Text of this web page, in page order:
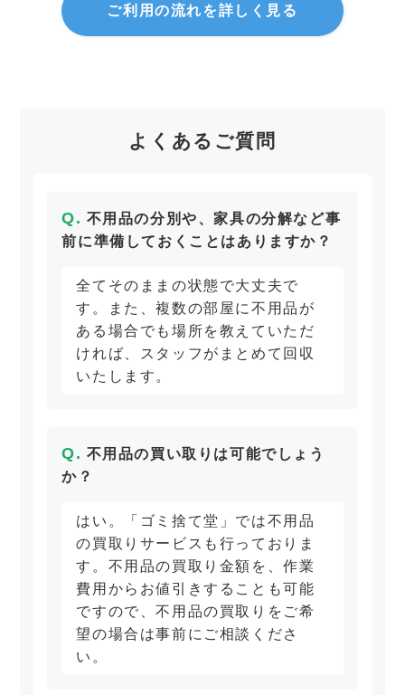
ご利用の流れを詳しく見る
よくあるご質問
不用品の分別や、家具の分解など事
前に準備しておくことはありますか？
全てそのままの状態で大丈夫で
す。また、複数の部屋に不用品が
ある場合でも場所を教えていただ
ければ、スタッフがまとめて回収
いたします。
不用品の買い取りは可能でしょう
か？
はい。「ゴミ捨て堂」では不用品
の買取りサービスも行っておりま
す。不用品の買取り金額を、作業
費用からお値引きすることも可能
ですので、不用品の買取りをご希
望の場合は事前にご相談くださ
い。